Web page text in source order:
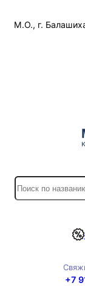
М.О., г.
+7